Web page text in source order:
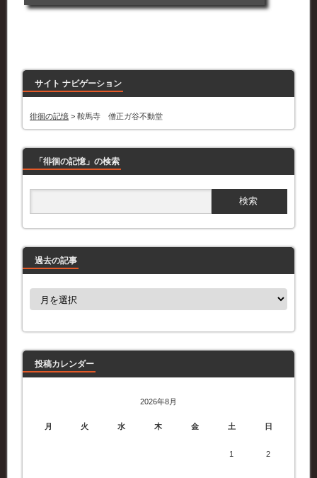
サイト ナビゲーション
徘徊の記憶 > 鞍馬寺 僧正ガ谷不動堂
「徘徊の記憶」の検索
過去の記事
過
事
投稿カレンダー
2026年8月
月 火 水 木 金 土 日
1 2